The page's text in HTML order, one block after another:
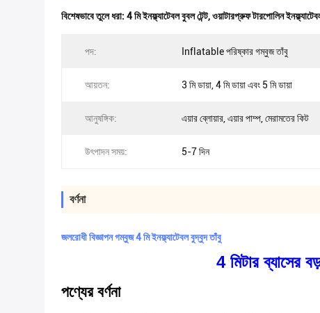
বিশেষভাবে তুলে ধরা: 4 মি ইনফ্ল্যাটেবল বুবল টেন্ট,ওয়াটারপ্রুফ টারপোলিন
পদ: Inflatable পরিষ্কার গম্বুজ তাঁবু
আয়তন: 3 মি ডায়া, 4 মি ডায়া এবং 5 মি ডায়া
আনুষঙ্গিক: এয়ার ব্লোয়ার, এয়ার পাম্প, মেরামতের কিট
উৎপাদন সময়: 5-7 দিন
বর্ণনা
জলরোধী বিজ্ঞাপন গম্বুজ 4 মি ইনফ্ল্যাটেবল বুদ্বুদ তাঁবু
4 মিটার ব্যাসের
পণ্যের বর্ণনা